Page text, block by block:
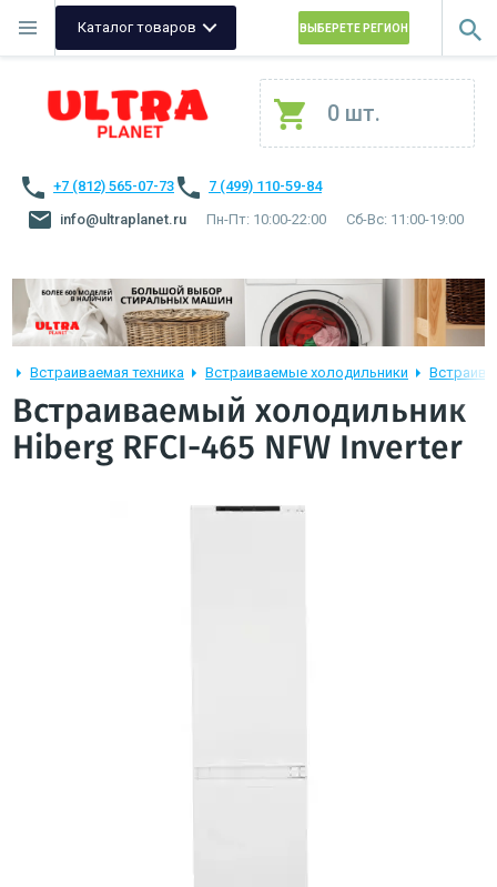
Каталог товаров ВЫБЕРЕТЕ РЕГИОН
0 шт.
+7 (812) 565-07-73
7 (499) 110-59-84
info@ultraplanet.ru
Пн-Пт: 10:00-22:00 Сб-Вс: 11:00-19:00
Встраиваемая техника Встраиваемые холодильники
Встраиваемый холодильник
Hiberg RFCI-465 NFW Inverter